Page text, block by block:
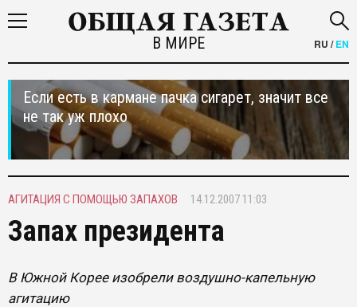
В МИРЕ RU /EN
Если есть в кармане пачка сигарет, значит все
не так уж плохо
АГИТАЦИЯ С ПОМОЩЬЮ ЗАПАХОВ 14.12.2007 11:03
Запах президента
В Южной Корее изобрели воздушно-капельную
агитацию